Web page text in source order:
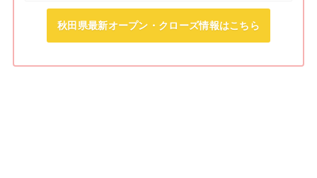
秋田県最新オープン・クローズ情報はこちら